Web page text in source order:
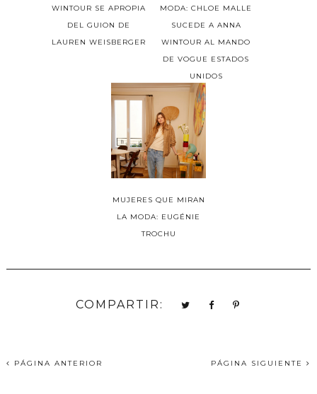
WINTOUR SE APROPIA
DEL GUION DE
LAUREN WEISBERGER
MODA: CHLOE MALLE
SUCEDE A ANNA
WINTOUR AL MANDO
DE VOGUE ESTADOS
UNIDOS
MUJERES QUE MIRAN
LA MODA: EUGÉNIE
TROCHU
COMPARTIR:
PÁGINA ANTERIOR PÁGINA SIGUIENTE